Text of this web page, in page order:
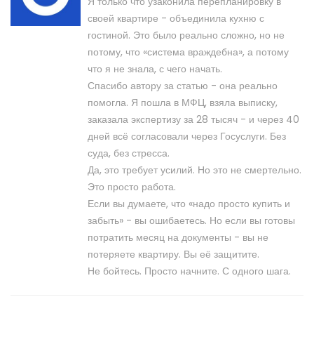
своей квартире - объединила кухню с
гостиной. Это было реально сложно, но не
потому, что «система враждебна», а потому
что я не знала, с чего начать.
Спасибо автору за статью - она реально
помогла. Я пошла в МФЦ, взяла выписку,
заказала экспертизу за 28 тысяч - и через 40
дней всё согласовали через Госуслуги. Без
суда, без стресса.
Да, это требует усилий. Но это не смертельно.
Это просто работа.
Если вы думаете, что «надо просто купить и
забыть» - вы ошибаетесь. Но если вы готовы
потратить месяц на документы - вы не
потеряете квартиру. Вы её защитите.
Не бойтесь. Просто начните. С одного шага.